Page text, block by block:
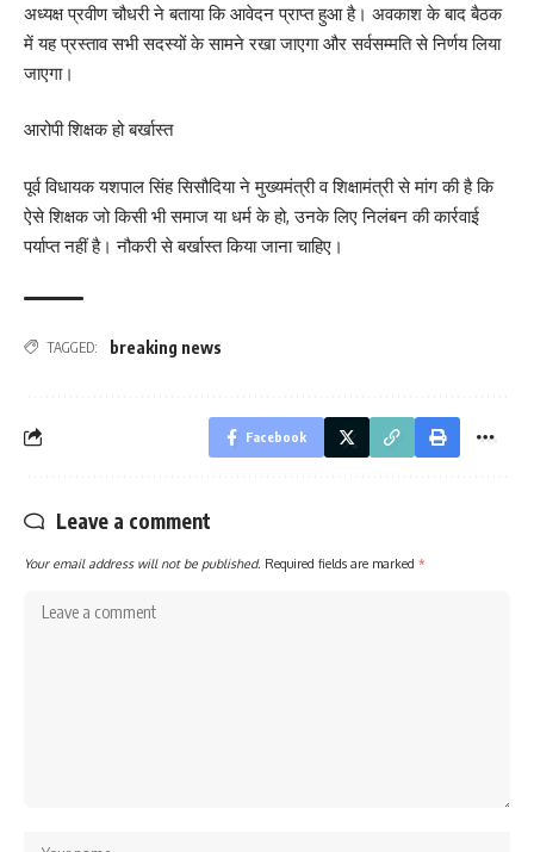
अध्यक्ष प्रवीण चौधरी ने बताया कि आवेदन प्राप्त हुआ है। अवकाश के बाद बैठक
में यह प्रस्ताव सभी सदस्यों के सामने रखा जाएगा और सर्वसम्मति से निर्णय लिया
जाएगा।
आरोपी शिक्षक हो बर्खास्त
पूर्व विधायक यशपाल सिंह सिसौदिया ने मुख्यमंत्री व शिक्षामंत्री से मांग की है कि
ऐसे शिक्षक जो किसी भी समाज या धर्म के हो, उनके लिए निलंबन की कार्रवाई
पर्याप्त नहीं है। नौकरी से बर्खास्त किया जाना चाहिए।
TAGGED: breaking news
Facebook
Leave a comment
Your email address will not be published. Required fields are marked *